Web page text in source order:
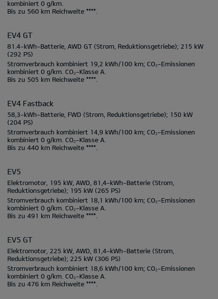
kombiniert 0 g/km.
Bis zu 560 km Reichweite ****.
EV4 GT
81.4-kWh-Batterie, AWD GT (Strom, Reduktionsgetriebe); 215 kW
(292 PS)
Stromverbrauch kombiniert 19,2 kWh/100 km; CO₂-Emissionen
kombiniert 0 g/km. CO₂-Klasse A.
Bis zu 505 km Reichweite ****.
EV4 Fastback
58,3-kWh-Batterie, FWD (Strom, Reduktionsgetriebe); 150 kW
(204 PS)
Stromverbrauch kombiniert 14,9 kWh/100 km; CO₂-Emissionen
kombiniert 0 g/km. CO₂-Klasse A.
Bis zu 440 km Reichweite ****.
EV5
Elektromotor, 195 kW, AWD, 81,4-kWh-Batterie (Strom,
Reduktionsgetriebe); 195 kW (265 PS)
Stromverbrauch kombiniert 18,1 kWh/100 km; CO₂-Emissionen
kombiniert 0 g/km. CO₂-Klasse A.
Bis zu 491 km Reichweite ****.
EV5 GT
Elektromotor, 225 kW, AWD, 81,4-kWh-Batterie (Strom,
Reduktionsgetriebe); 225 kW (306 PS)
Stromverbrauch kombiniert 18,6 kWh/100 km; CO₂-Emissionen
kombiniert 0 g/km. CO₂-Klasse A.
Bis zu 476 km Reichweite ****.